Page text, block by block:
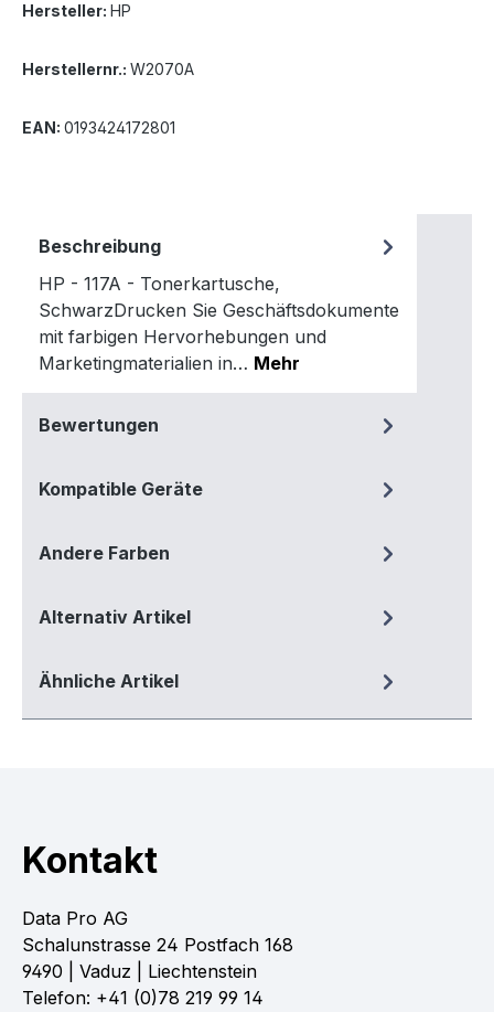
Hersteller: HP
Herstellernr.: W2070A
EAN: 0193424172801
Beschreibung
HP - 117A - Tonerkartusche,
SchwarzDrucken Sie Geschäftsdokumente
mit farbigen Hervorhebungen und
Marketingmaterialien in… Mehr
Bewertungen
Kompatible Geräte
Andere Farben
Alternativ Artikel
Ähnliche Artikel
Kontakt
Data Pro AG
Schalunstrasse 24 Postfach 168
9490 | Vaduz | Liechtenstein
Telefon: +41 (0)78 219 99 14